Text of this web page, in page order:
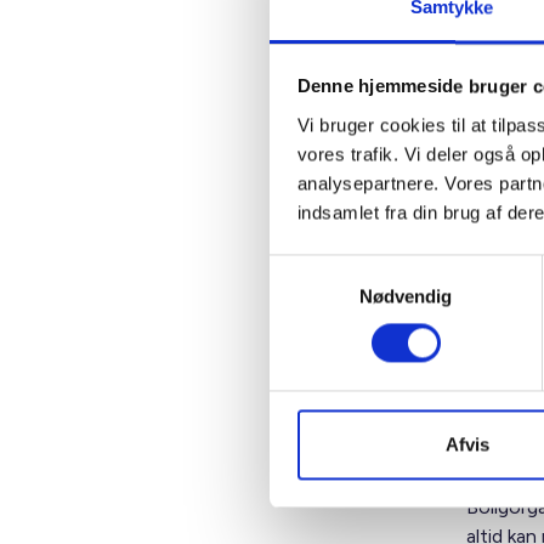
Samtykke
Denne hjemmeside bruger
Vi bruger cookies til at
vores trafik. Vi deler også
analysepartnere. Vores
indsamlet fra din brug af
Nødvendig
Afvis
at
Den 15.
dvs. de
er
meget
mister
altid kan